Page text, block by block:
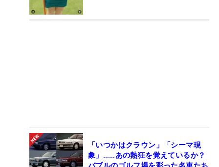
「いつかはクラウン」「シーマ現
象」……あの熱狂を覚えているか？